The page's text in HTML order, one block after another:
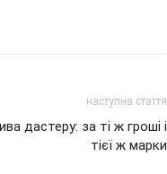
наступна стаття
дастеру: за ті ж гроші і
тієї ж марки